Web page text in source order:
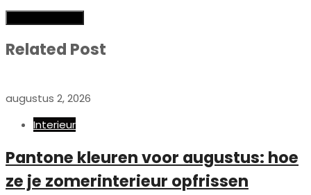
Related Post
augustus 2, 2026
Interieur
Pantone kleuren voor augustus: hoe
ze je zomerinterieur opfrissen